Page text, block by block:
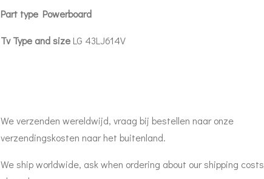
Part type Powerboard
Tv Type and size LG 43LJ614V
We verzenden wereldwijd, vraag bij bestellen naar onze
verzendingskosten naar het buitenland.
We ship worldwide, ask when ordering about our shipping costs